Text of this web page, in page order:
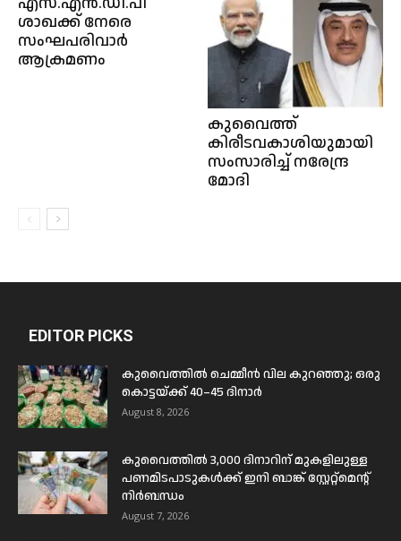
ശാഖക്ക് നേരെ
സംഘപരിവാര്‍
ആക്രമണം
കുവൈത്ത്
കിരീടവകാശിയുമായി
സംസാരിച്ച് നരേന്ദ്ര
മോദി
EDITOR PICKS
കുവൈത്തിൽ ചെമ്മീൻ വില കുറഞ്ഞു; ഒരു
കൊട്ടയ്ക്ക് 40–45 ദിനാർ
August 8, 2026
കുവൈത്തിൽ 3,000 ദിനാറിന് മുകളിലുള്ള
പണമിടപാടുകൾക്ക് ഇനി ബാങ്ക് സ്റ്റേറ്റ്മെന്റ്
നിർബന്ധം
August 7, 2026